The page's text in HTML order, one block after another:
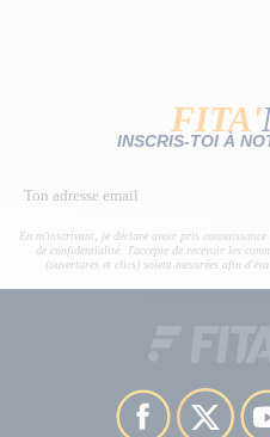
FITA'
INSCRIS-TOI À
En m'inscrivant, je déclare avoir pris
de confidentialité. J'accepte de recevoir les
(ouvertures et clics) soient mesurées afin